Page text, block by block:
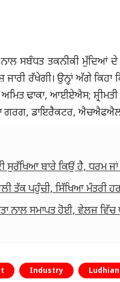
ਨਾਲ ਸਬੰਧਤ ਤਕਨੀਕੀ ਮੁੱਦਿਆਂ
ਰੱਖੇਗੀ। ਉਨ੍ਹਾਂ ਅੱਗੇ
ਢਾਕਾ, ਆਈਏਐਸ;
ਮੇਘਾ ਗਰਗ, ਡਾਇਰੈਕਟਰ,
ਬਾਰੇ ਕਿਉਂ ਹੈ, ਧਰਮ ਜਾਂ
ਤੱਕ ਪਹੁੰਚੀ, ਸਿੱਖਿਆ ਮੰਤਰੀ
ਨਾਲ ਸਮਾਪਤ ਹੋਈ, ਵੇਲਜ਼
Industry